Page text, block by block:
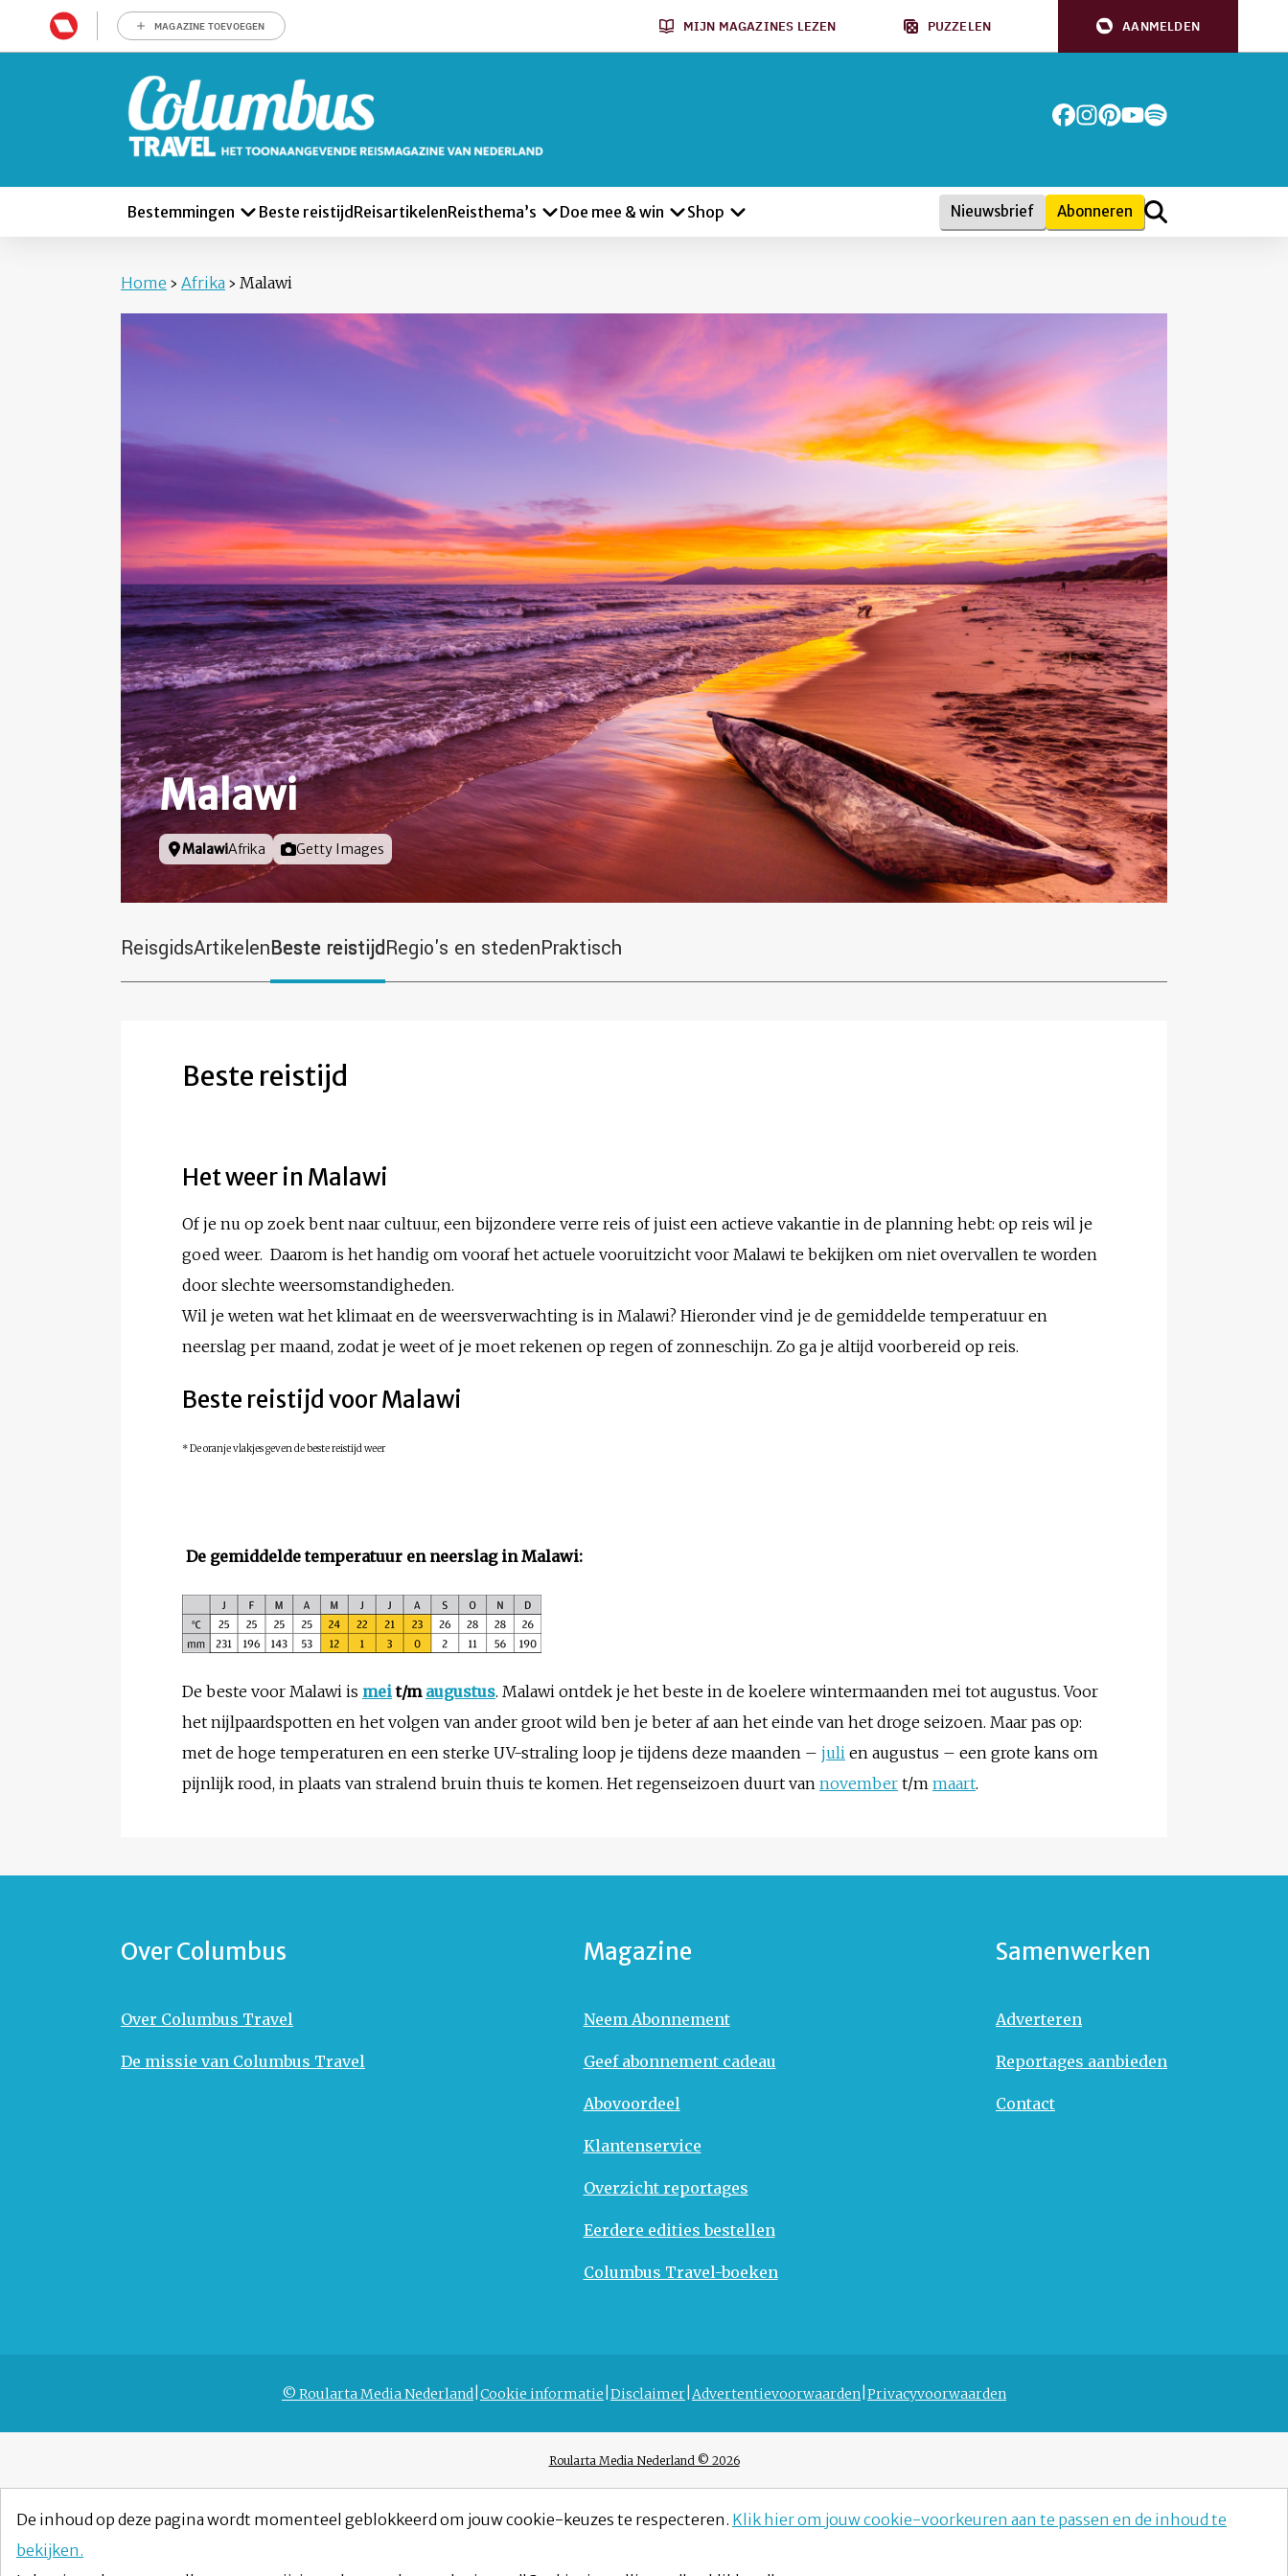
MAGAZINE TOEVOEGEN MIJN MAGAZINES LEZEN PUZZELEN AANMELDEN
Bestemmingen Beste reistijd ReisartikelenReisthema’s Doe mee & win Shop Nieuwsbrief Abonneren
Home › Afrika › Malawi
Malawi
Locatie
MalawiAfrika Foto door
Getty Images
ReisgidsArtikelenBeste reistijdRegio's en stedenPraktisch
Beste reistijd
Het weer in Malawi
Of je nu op zoek bent naar cultuur, een bijzondere verre reis of juist een actieve vakantie in de planning hebt: op reis wil je
goed weer. Daarom is het handig om vooraf het actuele vooruitzicht voor Malawi te bekijken om niet overvallen te worden
door slechte weersomstandigheden.
Wil je weten wat het klimaat en de weersverwachting is in Malawi? Hieronder vind je de gemiddelde temperatuur en
neerslag per maand, zodat je weet of je moet rekenen op regen of zonneschijn. Zo ga je altijd voorbereid op reis.
Beste reistijd voor Malawi
* De oranje vlakjes geven de beste reistijd weer
De gemiddelde temperatuur en neerslag in Malawi:
De beste voor Malawi is meit/m augustus. Malawi ontdek je het beste in de koelere wintermaanden mei tot augustus. Voor
het nijlpaardspotten en het volgen van ander groot wild ben je beter af aan het einde van het droge seizoen. Maar pas op:
met de hoge temperaturen en een sterke UV-straling loop je tijdens deze maanden – juli en augustus – een grote kans om
pijnlijk rood, in plaats van stralend bruin thuis te komen. Het regenseizoen duurt van november t/m maart.
Over Columbus
Over Columbus Travel
De missie van Columbus Travel
Magazine
Neem Abonnement
Geef abonnement cadeau
Abovoordeel
Klantenservice
Overzicht reportages
Eerdere edities bestellen
Columbus Travel-boeken
Samenwerken
Adverteren
Reportages aanbieden
Contact
© Roularta Media Nederland Cookie informatie Disclaimer Advertentievoorwaarden Privacyvoorwaarden
Roularta Media Nederland © 2026
De inhoud op deze pagina wordt momenteel geblokkeerd om jouw cookie-keuzes te respecteren. Klik hier om jouw cookie-voorkeuren aan te passen en de inhoud te
bekijken.